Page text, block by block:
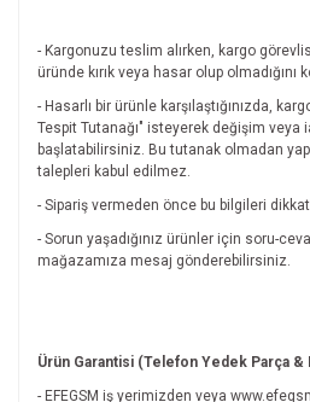
- Kargonuzu teslim alırken, kargo
üründe kırık veya hasar olup olmadığını
- Hasarlı bir ürünle karşılaştığınızda,
Tespit Tutanağı" isteyerek değişim veya
başlatabilirsiniz. Bu tutanak olmadan
talepleri kabul edilmez.
- Sipariş vermeden önce bu bilgileri
- Sorun yaşadığınız ürünler için soru-
mağazamıza mesaj gönderebilirsiniz.
Ürün Garantisi (Telefon Yedek Parça &
- EFEGSM iş yerimizden veya